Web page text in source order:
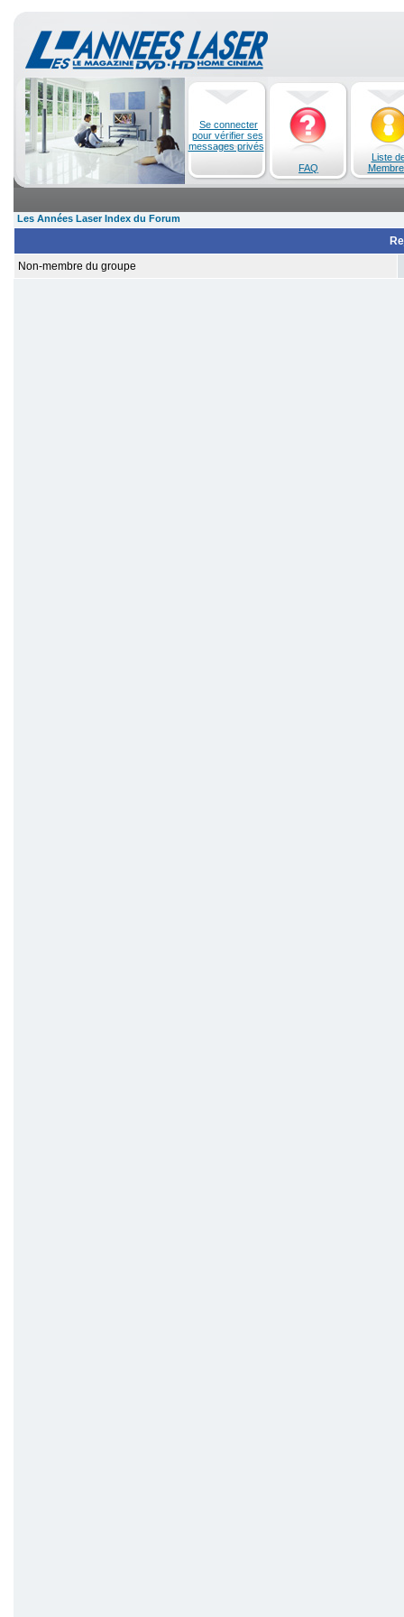
Se connecter
pour vérifier ses
messages privés
FAQ
Liste
Les Années Laser Index du Forum
Non-membre du groupe